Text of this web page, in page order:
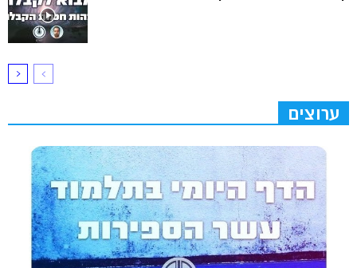
ערוצים